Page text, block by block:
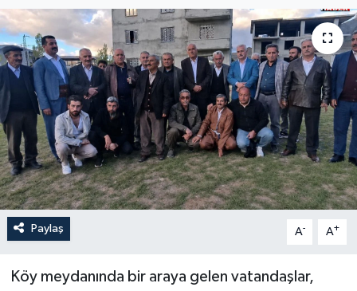
Paylaş A- A+
Köy meydanında bir araya gelen vatandaşlar,
Teknoloji
Yaşam